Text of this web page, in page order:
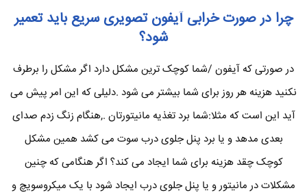
چرا در صورت خرابی آیفون تصویری سریع باید تعمیر
شود؟
در صورتی که آیفون /شما کوچک ترین مشکل دارد اگر مشکل را برطرف
نکنید هزینه هر روز برای شما بیشتر می شود .دلیلی که این امر پیش می
آید این است که مثلا:شما برد تغذیه مانیتورتان .,هنگام زنگ زدم صدای
بعدی مدهد و یا برد پنل جلوی درب سوت می کشد همین مشکل
کوچک چقد هزینه برای شما ایجاد می کند؟ اگر هنگامی که چنین
مشکلات در مانیتور و یا پنل جلوی درب ایجاد شود با یک میکروسویچ و